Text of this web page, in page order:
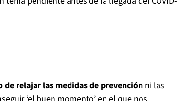
de relajar las medidas de prevención ni las